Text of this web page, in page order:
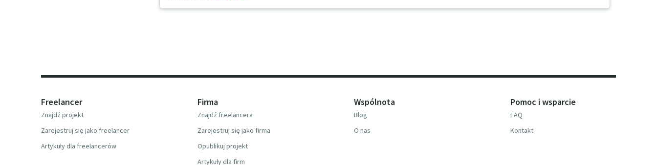
Freelancer
Znajdź projekt
Zarejestruj się jako freelancer
Artykuły dla freelancerów
Firma
Znajdź freelancera
Zarejestruj się jako firma
Opublikuj projekt
Artykuły dla firm
Wspólnota
Blog
O nas
Pomoc i wsparcie
FAQ
Kontakt